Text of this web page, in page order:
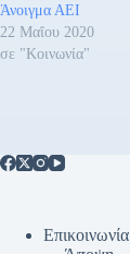
Άνοιγμα ΑΕΙ
22 Μαΐου 2020
σε "Κοινωνία"
Επικοινωνία